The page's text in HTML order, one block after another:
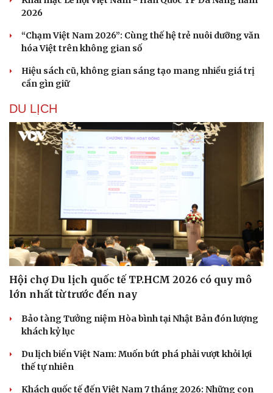
2026
“Chạm Việt Nam 2026”: Cùng thế hệ trẻ nuôi dưỡng văn
hóa Việt trên không gian số
Hiệu sách cũ, không gian sáng tạo mang nhiều giá trị
cần gìn giữ
DU LỊCH
Hội chợ Du lịch quốc tế TP.HCM 2026 có quy mô
lớn nhất từ trước đến nay
Bảo tàng Tưởng niệm Hòa bình tại Nhật Bản đón lượng
khách kỷ lục
Du lịch biển Việt Nam: Muốn bứt phá phải vượt khỏi lợi
thế tự nhiên
Khách quốc tế đến Việt Nam 7 tháng 2026: Những con